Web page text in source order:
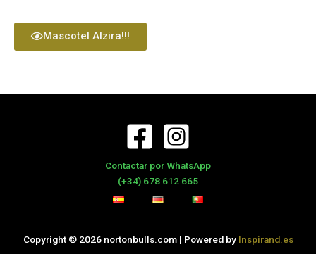
Mascotel Alzira!!!
Contactar por WhatsApp
(+34) 678 612 665
Copyright © 2026 nortonbulls.com | Powered by Inspirand.es